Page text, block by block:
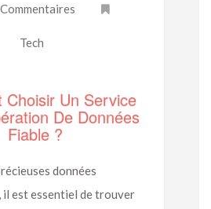
Tech
Choisir Un Service
De Données
Fiable ?
données
il est essentiel de trouver